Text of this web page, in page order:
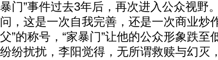
暴门”事件过去3年后，再次进入公众视野
问，这是一次自我完善，还是一次商业炒
父”的称号，“家暴门”让他的公众形象跌至
纷纷扰扰，李阳觉得，无所谓救赎与幻灭